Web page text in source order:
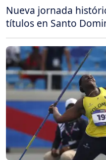
Nueva jornada
títulos en Santo